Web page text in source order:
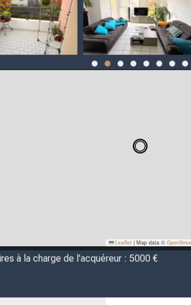
Leaflet |Map data ©
à la charge de l'acquéreur : 5000 €